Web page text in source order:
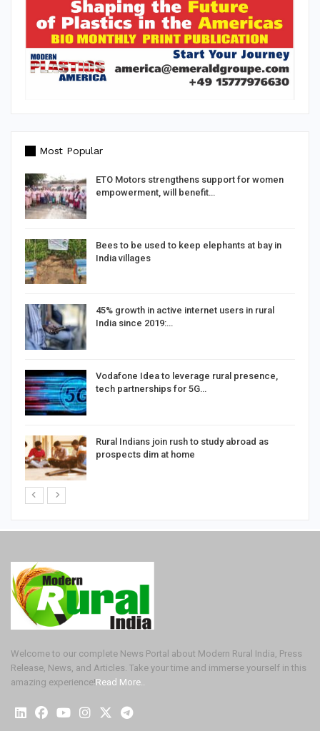
Most Popular
ETO Motors strengthens support for women
empowerment, will benefit…
Bees to be used to keep elephants at bay in
India villages
45% growth in active internet users in rural
India since 2019:…
Vodafone Idea to leverage rural presence,
tech partnerships for 5G…
Rural Indians join rush to study abroad as
prospects dim at home
Welcome to our complete News Portal about Modern Rural India, Press
Release, News, and Articles. Take your time and immerse yourself in this
amazing experience!Read More..